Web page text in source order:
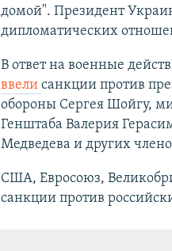
домой". Президент
дипломатических
В ответ на военные
ввели санкции против
обороны Сергея Шойгу,
Генштаба Валерия
Медведева и других
США, Евросоюз,
санкции против